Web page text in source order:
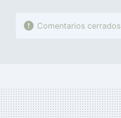
Comentarios cerrados